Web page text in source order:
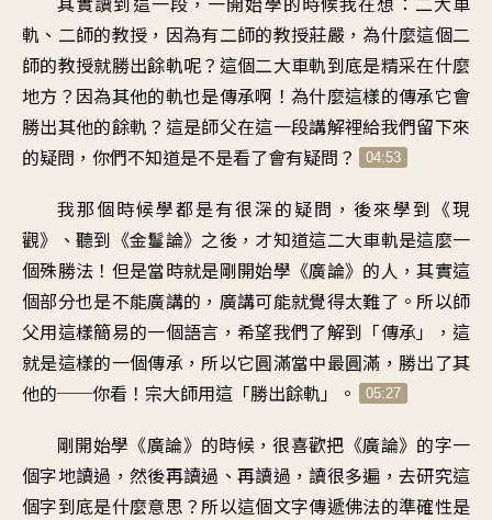
軌 、 二師的教授 ， 因為有二師的教授莊嚴 ， 為什麼這個二
師的教授就勝出餘軌呢？ 這個二大車軌到底是精采在什麼
地方 ？ 因為其他的軌也是傳承啊 ！ 為什麼這樣的傳承它會
勝出其他的餘軌 ？ 這是師父在這一段講解裡給我們留下來
的疑問 ， 你們不知道是不是看了會有疑問 ？ 04:53
我那個時候學都是有很深的疑問 ， 後來學到《現
觀》、聽到《金鬘論》之後 ， 才知道這二大車軌是這麼一
個殊勝法 ！ 但是當時就是剛開始學《廣論》的人 ，其實這
個部分也是不能廣講的 ， 廣講可能就覺得太難了 。 所以師
父用這樣簡易的一個語言 ，希望我們了解到「傳承」， 這
就是這樣的一個傳承 ， 所以它圓滿當中最圓滿 ， 勝出了其
他的──你看 ！ 宗大師用這 「勝出餘軌 」。 05:27
剛開始學《廣論》的時候 ，很喜歡把《廣論》的字一
個字地讀過 ，然後再讀過、再讀過 ，讀很多遍 ，去研究這
個字到底是什麼意思 ？ 所以這個文字傳遞佛法的準確性是